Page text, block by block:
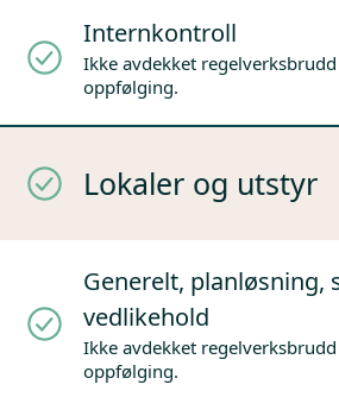
Internkontroll
Ikke avdekket
oppfølging.
Lokaler og utstyr
Generelt, planløsning,
vedlikehold
Ikke avdekket
oppfølging.